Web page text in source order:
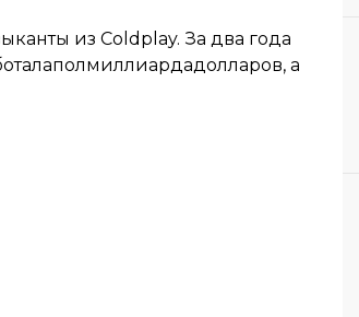
из Coldplay. За два года
а